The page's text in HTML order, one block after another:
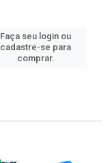
Faça seu login ou
cadastre-se para
comprar.